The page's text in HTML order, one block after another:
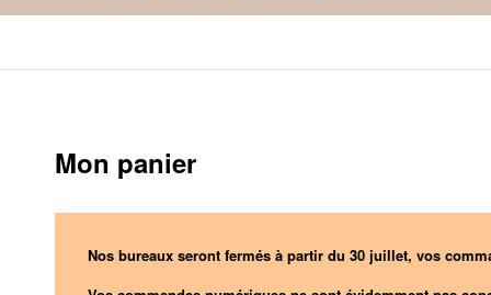
Mon panier
Nos bureaux seront fermés à partir du 30 juillet, vos